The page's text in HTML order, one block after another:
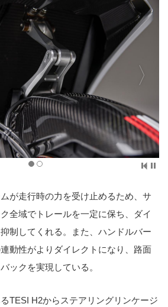
が走行時の力を受け止めるため、サ
全域でトレールを一定に保ち、ダイ
制してくれる。また、ハンドルバー
動性がよりダイレクトになり、路面
ックを実現している。
TESI H2からステアリングリンケージ